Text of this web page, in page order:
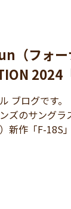
（フォ
2024
ログです。
ズのサング
新作「F-